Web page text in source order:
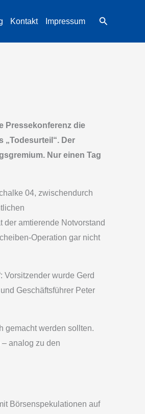
Kontakt Impressum Suchen
Pressekonferenz die
„Todesurteil“. Der
Nur einen Tag
04, zwischendurch
der amtierende Notvorstand
Operation gar nicht
Vorsitzender wurde Gerd
Geschäftsführer Peter
gemacht werden sollten.
analog zu den
Börsenspekulationen auf